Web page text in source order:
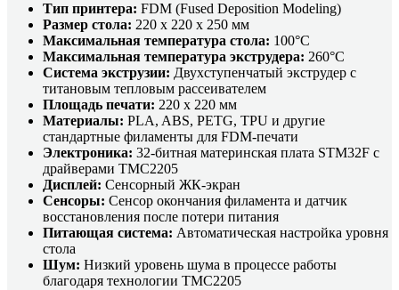
Тип принтера: FDM (Fused Deposition Modeling)
Размер стола: 220 x 220 x 250 мм
Максимальная температура стола: 100°C
Максимальная температура экструдера: 260°C
Система экструзии: Двухступенчатый экструдер с
титановым тепловым рассеивателем
Площадь печати: 220 x 220 мм
Материалы: PLA, ABS, PETG, TPU и другие
стандартные филаменты для FDM-печати
Электроника: 32-битная материнская плата STM32F с
драйверами TMC2205
Дисплей: Сенсорный ЖК-экран
Сенсоры: Сенсор окончания филамента и датчик
восстановления после потери питания
Питающая система: Автоматическая настройка уровня
стола
Шум: Низкий уровень шума в процессе работы
благодаря технологии TMC2205